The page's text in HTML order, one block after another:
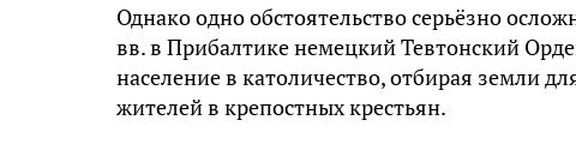
Однако одно обстоятельство серьёзно
вв. в Прибалтике немецкий Тевтонский
население в католичество, отбирая земли
жителей в крепостных крестьян.